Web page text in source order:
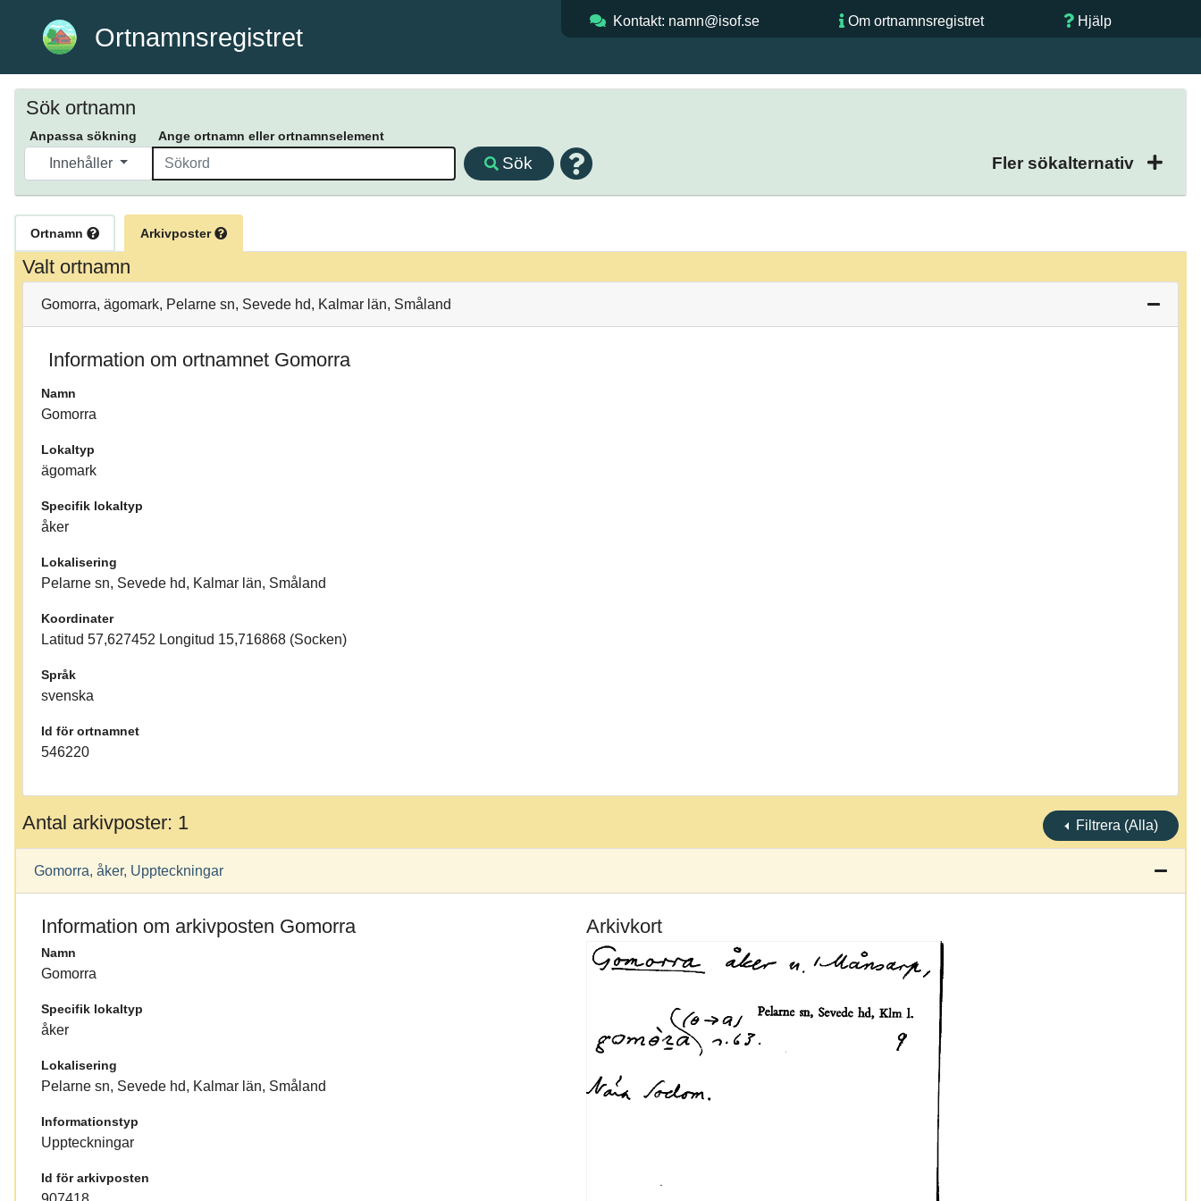
Ortnamnsregistret
Kontakt: namn@isof.se Om ortnamnsregistret Hjälp
Sök ortnamn
Anpassa sökning Ange ortnamn eller ortnamnselement
Innehåller Sök Fler sökalternativ
Ortnamn Arkivposter
Valt ortnamn
Gomorra, ägomark, Pelarne sn, Sevede hd, Kalmar län, Småland
Information om ortnamnet Gomorra
Namn
Gomorra
Lokaltyp
ägomark
Specifik lokaltyp
åker
Lokalisering
Pelarne sn, Sevede hd, Kalmar län, Småland
Koordinater
Latitud 57,627452 Longitud 15,716868 (Socken)
Språk
svenska
Id för ortnamnet
546220
Antal arkivposter: 1 Filtrera (Alla)
Gomorra, åker, Uppteckningar
Information om arkivposten Gomorra
Namn
Gomorra
Specifik lokaltyp
åker
Lokalisering
Pelarne sn, Sevede hd, Kalmar län, Småland
Informationstyp
Uppteckningar
Id för arkivposten
Arkivkort